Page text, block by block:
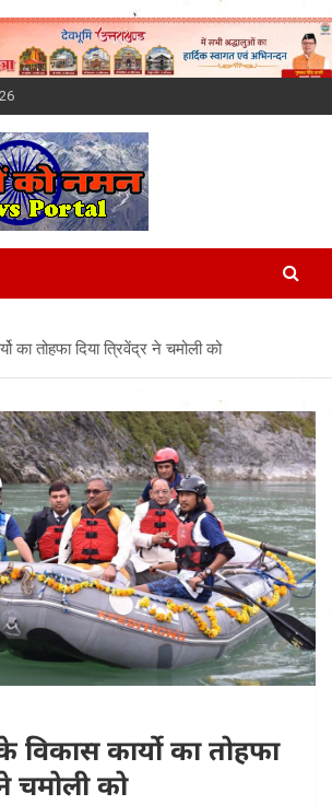
Today, Breaking
News in
का तोहफा दिया त्रिवेंद्र ने चमोली को
विकास कार्यो का तोहफा
ने चमोली को